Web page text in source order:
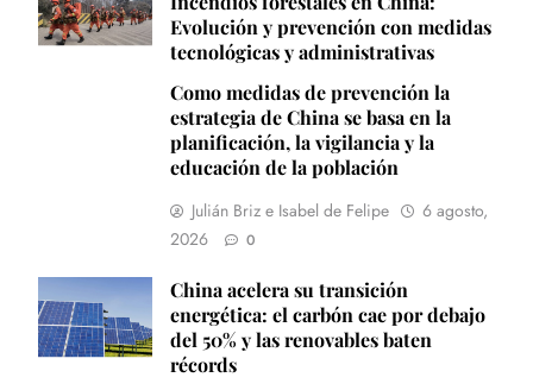
Evolución y prevención con medidas
tecnológicas y administrativas
Como medidas de prevención la
estrategia de China se basa en la
planificación, la vigilancia y la
educación de la población
Julián Briz e Isabel de Felipe
6 agosto,
2026
0
China acelera su transición
energética: el carbón cae por debajo
del 50% y las renovables baten
récords